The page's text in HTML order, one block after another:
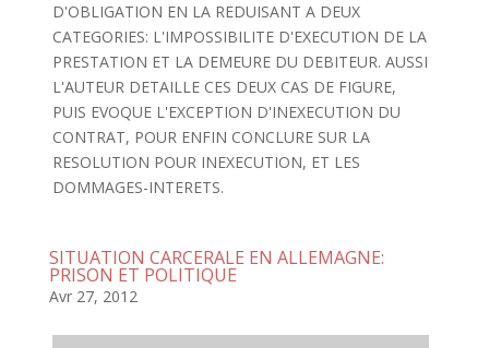
D'OBLIGATION EN LA REDUISANT A DEUX
CATEGORIES: L'IMPOSSIBILITE D'EXECUTION DE LA
PRESTATION ET LA DEMEURE DU DEBITEUR. AUSSI
L'AUTEUR DETAILLE CES DEUX CAS DE FIGURE,
PUIS EVOQUE L'EXCEPTION D'INEXECUTION DU
CONTRAT, POUR ENFIN CONCLURE SUR LA
RESOLUTION POUR INEXECUTION, ET LES
DOMMAGES-INTERETS.
SITUATION CARCERALE EN ALLEMAGNE:
PRISON ET POLITIQUE
Avr 27, 2012